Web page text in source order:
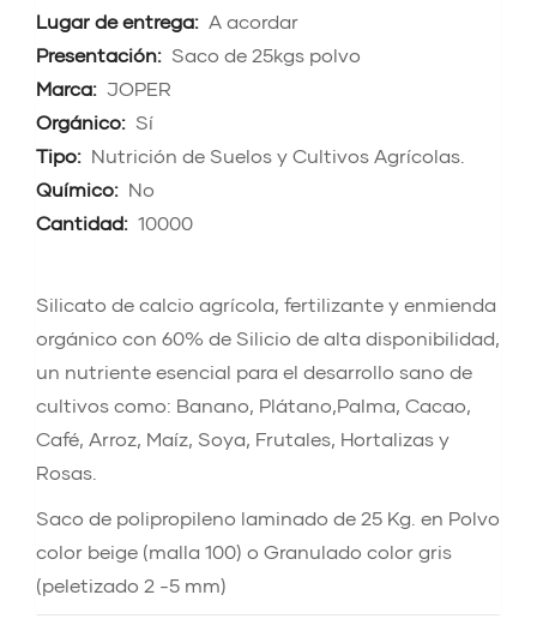
Lugar de entrega: A acordar
Presentación: Saco de 25kgs polvo
Marca: JOPER
Orgánico: Sí
Tipo: Nutrición de Suelos y Cultivos Agrícolas.
Químico: No
Cantidad: 10000
Silicato de calcio agrícola, fertilizante y enmienda
orgánico con 60% de Silicio de alta disponibilidad,
un nutriente esencial para el desarrollo sano de
cultivos como: Banano, Plátano,Palma, Cacao,
Café, Arroz, Maíz, Soya, Frutales, Hortalizas y
Rosas.
Saco de polipropileno laminado de 25 Kg. en Polvo
color beige (malla 100) o Granulado color gris
(peletizado 2 -5 mm)